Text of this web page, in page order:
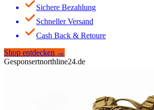
Sichere Bezahlung
Schneller Versand
Cash Back & Retoure
Shop entdecken →
Gesponsertnorthline24.de